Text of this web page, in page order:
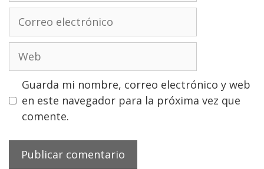
electrónico
Guarda mi nombre, correo electrónico y web
en este navegador para la próxima vez que
comente.